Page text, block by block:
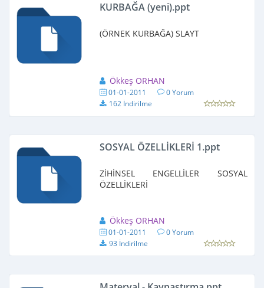
KURBAĞA (yeni).ppt
(ÖRNEK KURBAĞA) SLAYT
Ökkeş ORHAN
01-01-2011
0 Yorum
162 İndirilme
SOSYAL ÖZELLİKLERİ 1.ppt
ZİHİNSEL ENGELLİLER SOSYAL
ÖZELLİKLERİ
Ökkeş ORHAN
01-01-2011
0 Yorum
93 İndirilme